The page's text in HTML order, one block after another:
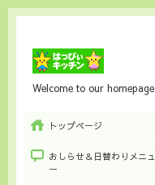
Welcome to our homepage
トップページ
おしらせ＆日替わりメニュ
ー